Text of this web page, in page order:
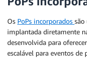
Os PoPs incorporados
implantada diretamente
desenvolvida para
escalável para eventos de